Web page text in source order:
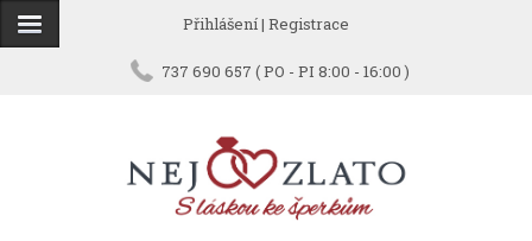
Přihlášení| Registrace
737 690 657 ( PO - PI 8:00 - 16:00 )